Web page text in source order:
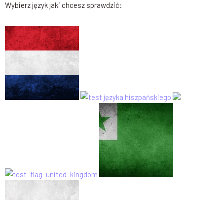
Wybierz język jaki chcesz sprawdzić: